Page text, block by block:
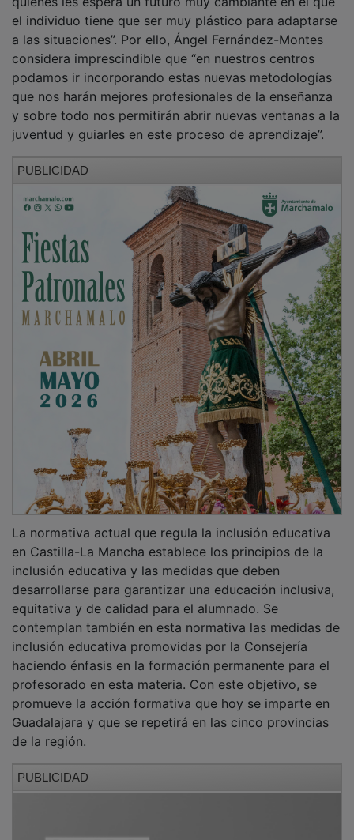
el individuo tiene que ser muy plástico para adaptarse
a las situaciones”. Por ello, Ángel Fernández-Montes
considera imprescindible que “en nuestros centros
podamos ir incorporando estas nuevas metodologías
que nos harán mejores profesionales de la enseñanza
y sobre todo nos permitirán abrir nuevas ventanas a la
juventud y guiarles en este proceso de aprendizaje”.
en Castilla-La Mancha establece los principios de la
inclusión educativa y las medidas que deben
desarrollarse para garantizar una educación inclusiva,
equitativa y de calidad para el alumnado. Se
contemplan también en esta normativa las medidas de
inclusión educativa promovidas por la Consejería
haciendo énfasis en la formación permanente para el
profesorado en esta materia. Con este objetivo, se
promueve la acción formativa que hoy se imparte en
Guadalajara y que se repetirá en las cinco provincias
de la región.